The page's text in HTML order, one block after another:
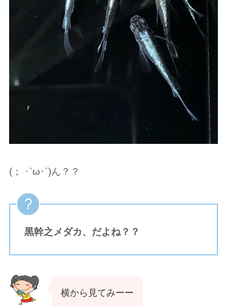
(； ･`ω･´)ん？？
黒幹之メダカ、だよね？？
横から見てみーー